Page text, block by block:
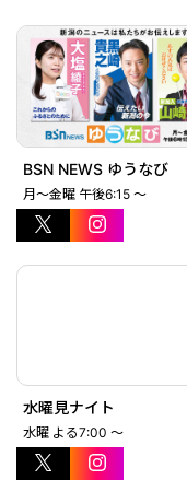
BSN NEWS ゆうなび
月～金曜 午後6:15 ～
水曜見ナイト
水曜 よる7:00 ～